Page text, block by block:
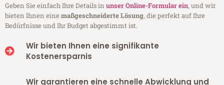
Geben Sie einfach Ihre Details in unser Online-Formular ein, und wir
bieten Ihnen einemaßgeschneiderte Lösung, die perfekt auf Ihre
Bedürfnisse und Ihr Budget abgestimmt ist.
Wir bieten Ihnen eine signifikante
Kostenersparnis
Wir garantieren eine schnelle Abwicklung und